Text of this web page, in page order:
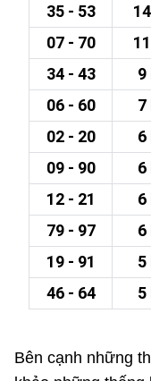
35 - 53
14
07 - 70
11
34 - 43
9
06 - 60
7
02 - 20
6
09 - 90
6
12 - 21
6
79 - 97
6
19 - 91
5
46 - 64
5
Bên cạnh những